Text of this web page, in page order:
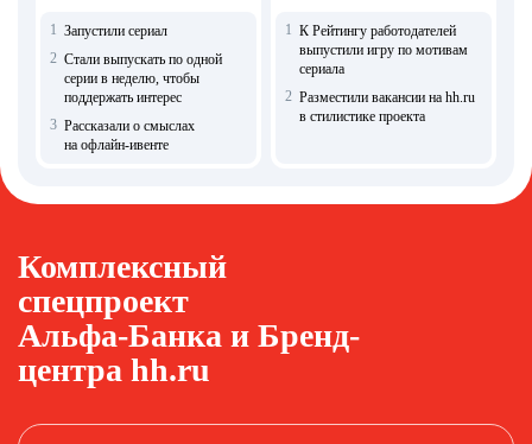
1 Запустили сериал
2 Стали выпускать по одной
серии в неделю, чтобы
поддержать интерес
3 Рассказали о смыслах
на офлайн-ивенте
1 К Рейтингу работодателей
выпустили игру по мотивам
сериала
2 Разместили вакансии на hh.ru
в стилистике проекта
Комплексный
спецпроект
Альфа-Банка и Бренд-
центра hh.ru